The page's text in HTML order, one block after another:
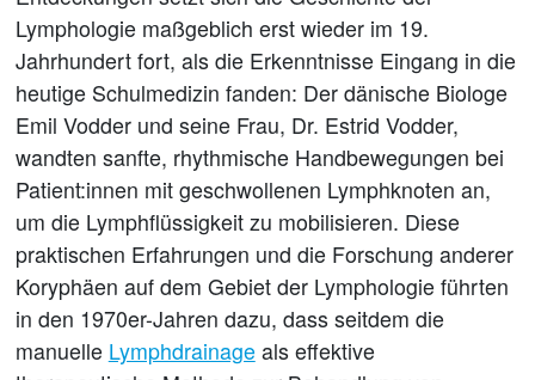
Lymphologie maßgeblich erst wieder im 19.
Jahrhundert fort, als die Erkenntnisse Eingang in die
heutige Schulmedizin fanden: Der dänische Biologe
Emil Vodder und seine Frau, Dr. Estrid Vodder,
wandten sanfte, rhythmische Handbewegungen bei
Patient:innen mit geschwollenen Lymphknoten an,
um die Lymphflüssigkeit zu mobilisieren. Diese
praktischen Erfahrungen und die Forschung anderer
Koryphäen auf dem Gebiet der Lymphologie führten
in den 1970er-Jahren dazu, dass seitdem die
manuelle Lymphdrainageals effektive